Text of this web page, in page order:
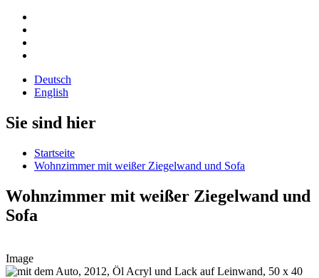
Deutsch
English
Sie sind hier
Startseite
Wohnzimmer mit weißer Ziegelwand und Sofa
Wohnzimmer mit weißer Ziegelwand und
Sofa
Image